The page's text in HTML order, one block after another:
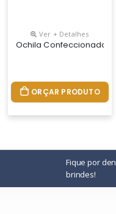
Nylon Com
Ver + Detalhes
Ochila Confeccionada
ORÇAR PRODUTO
Fique por
brindes!